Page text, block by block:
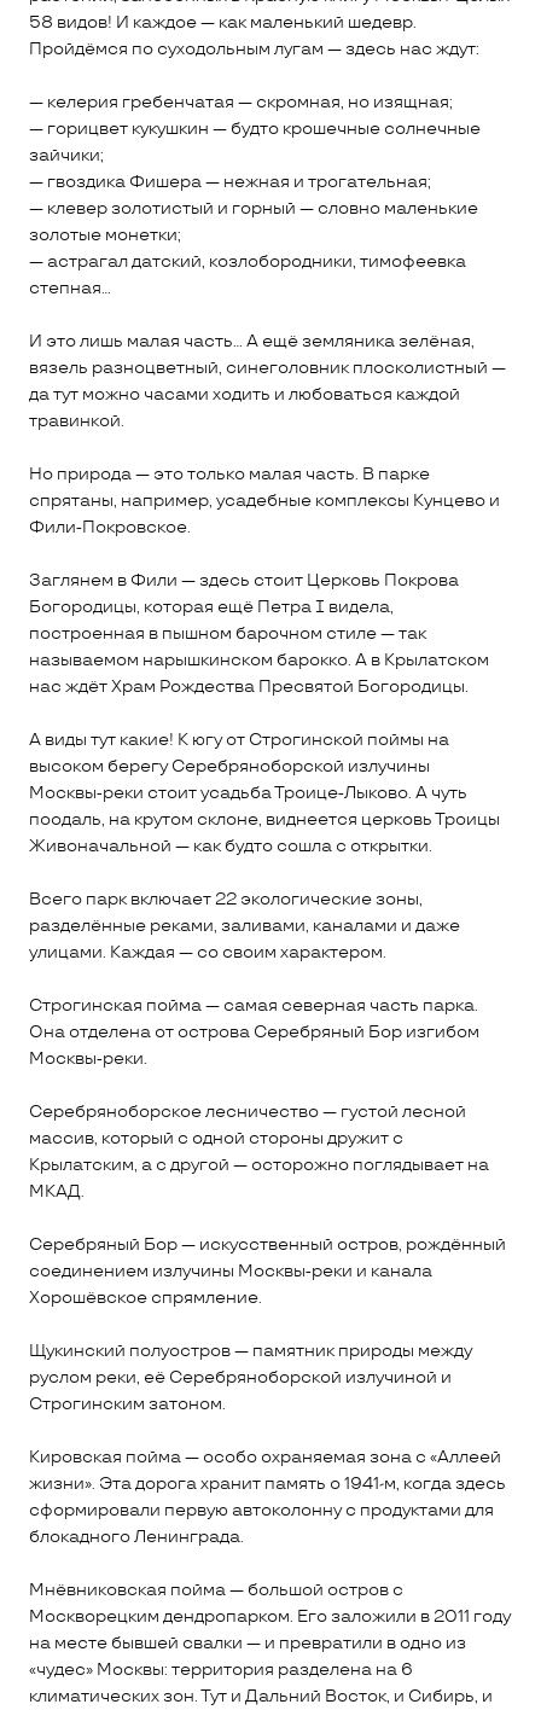
58 видов! И каждое — как маленький шедевр.
Пройдёмся по суходольным лугам — здесь нас ждут:
— келерия гребенчатая — скромная, но изящная;
— горицвет кукушкин — будто крошечные солнечные
зайчики;
— гвоздика Фишера — нежная и трогательная;
— клевер золотистый и горный — словно маленькие
золотые монетки;
— астрагал датский, козлобородники, тимофеевка
степная…
И это лишь малая часть... А ещё земляника зелёная,
вязель разноцветный, синеголовник плосколистный —
да тут можно часами ходить и любоваться каждой
травинкой.
Но природа — это только малая часть. В парке
спрятаны, например, усадебные комплексы Кунцево и
Фили‑Покровское.
Заглянем в Фили — здесь стоит Церковь Покрова
Богородицы, которая ещё Петра I видела,
построенная в пышном барочном стиле — так
называемом нарышкинском барокко. А в Крылатском
нас ждёт Храм Рождества Пресвятой Богородицы.
А виды тут какие! К югу от Строгинской поймы на
высоком берегу Серебряноборской излучины
Москвы‑реки стоит усадьба Троице‑Лыково. А чуть
поодаль, на крутом склоне, виднеется церковь Троицы
Живоначальной — как будто сошла с открытки.
Всего парк включает 22 экологические зоны,
разделённые реками, заливами, каналами и даже
улицами. Каждая — со своим характером.
Строгинская пойма — самая северная часть парка.
Она отделена от острова Серебряный Бор изгибом
Москвы‑реки.
Серебряноборское лесничество — густой лесной
массив, который с одной стороны дружит с
Крылатским, а с другой — осторожно поглядывает на
МКАД.
Серебряный Бор — искусственный остров, рождённый
соединением излучины Москвы‑реки и канала
Хорошёвское спрямление.
Щукинский полуостров — памятник природы между
руслом реки, её Серебряноборской излучиной и
Строгинским затоном.
Кировская пойма — особо охраняемая зона с «Аллеей
жизни». Эта дорога хранит память о 1941-м, когда здесь
сформировали первую автоколонну с продуктами для
блокадного Ленинграда.
Мнёвниковская пойма — большой остров с
Москворецким дендропарком. Его заложили в 2011 году
на месте бывшей свалки — и превратили в одно из
«чудес» Москвы: территория разделена на 6
климатических зон. Тут и Дальний Восток, и Сибирь, и